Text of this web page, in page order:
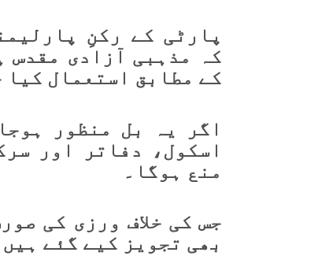
پارٹی کے رکنِ
کہ مذہبی آزادی مقدس
کے مطابق استعمال کیا
اگر یہ بل منظور
اسکول، دفاتر اور
منع ہوگا۔
بھی تجویز کیے گئے